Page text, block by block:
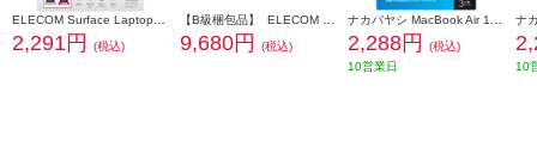
2,291円 (税込) 9,680円 (税込) 2,288円
(税込)
10営業日
10